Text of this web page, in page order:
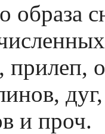
образа
прилеп,
и проч.